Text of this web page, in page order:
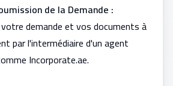
de la Demande :
demande et vos documents à
par l'intermédiaire d'un agent
Incorporate.ae.